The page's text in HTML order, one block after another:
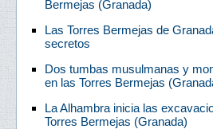
Bermejas (Granada)
Las Torres Bermejas de
secretos
Dos tumbas musulmanas y
en las Torres Bermejas
La Alhambra inicia las
Torres Bermejas (Granada)